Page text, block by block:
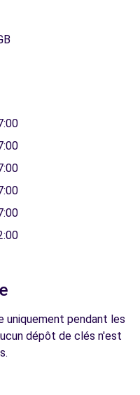
uniquement pendant les
dépôt de clés n'est